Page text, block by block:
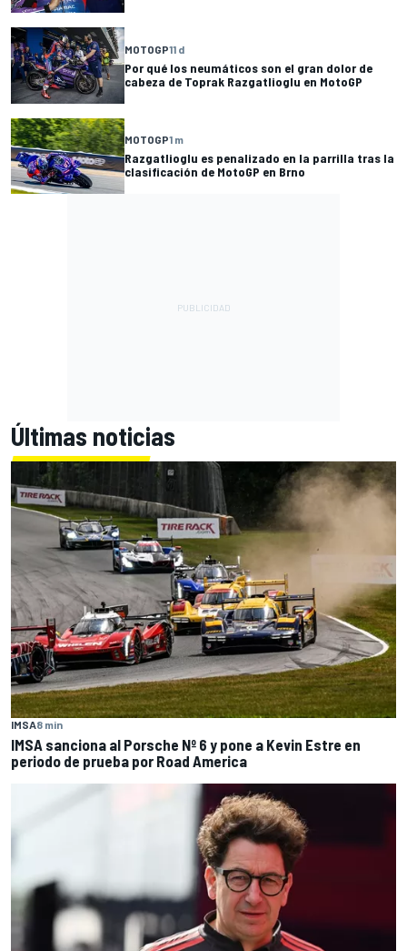
MOTOGP11 d
Por qué los neumáticos son el gran dolor de
cabeza de Toprak Razgatlioglu en MotoGP
MOTOGP1 m
Razgatlioglu es penalizado en la parrilla tras la
clasificación de MotoGP en Brno
Últimas noticias
IMSA8 min
IMSA sanciona al Porsche Nº 6 y pone a Kevin Estre en
periodo de prueba por Road America